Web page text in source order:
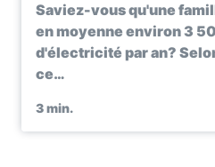
Saviez-vous qu'une
en moyenne environ 3
d'électricité par an?
ce…
3min.